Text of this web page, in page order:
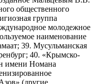
общественного
группа
молодежное
наименование
39. Мусульманская
40. «Крымско-
имени Номана
(другие